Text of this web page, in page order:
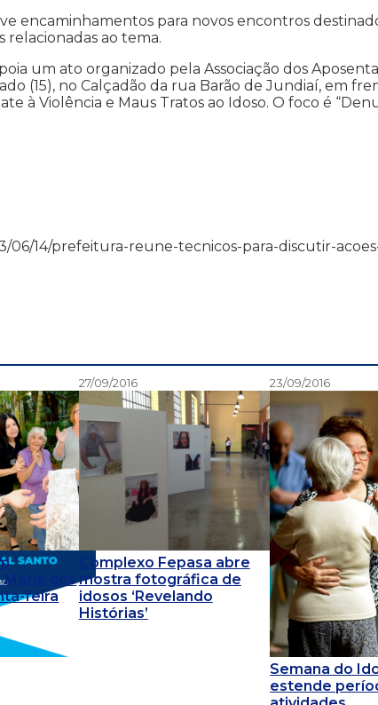
encaminhamentos para novos encontros
ao tema.
um ato organizado pela Associação dos
(15), no Calçadão da rua Barão de Jundiaí, em
à Violência e Maus Tratos ao Idoso. O foco é
06/14/prefeitura-reune-tecnicos-para-discutir-
Maria dos
feira
27/09/2016
Complexo Fepasa abre
mostra fotográfica de
idosos ‘Revelando
Histórias’
23/09/2016
Semana do
estende